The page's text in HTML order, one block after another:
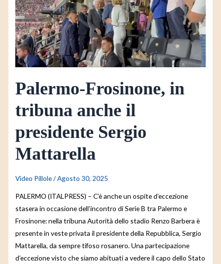
Palermo-Frosinone, in
tribuna anche il
presidente Sergio
Mattarella
Video Pillole/Agosto 30, 2025
PALERMO (ITALPRESS) – C’è anche un ospite d’eccezione
stasera in occasione dell’incontro di Serie B tra Palermo e
Frosinone: nella tribuna Autorità dello stadio Renzo Barbera è
presente in veste privata il presidente della Repubblica, Sergio
Mattarella, da sempre tifoso rosanero. Una partecipazione
d’eccezione visto che siamo abituati a vedere il capo dello Stato
tribuna
anche
il
presidente
Sergio
Mattarella